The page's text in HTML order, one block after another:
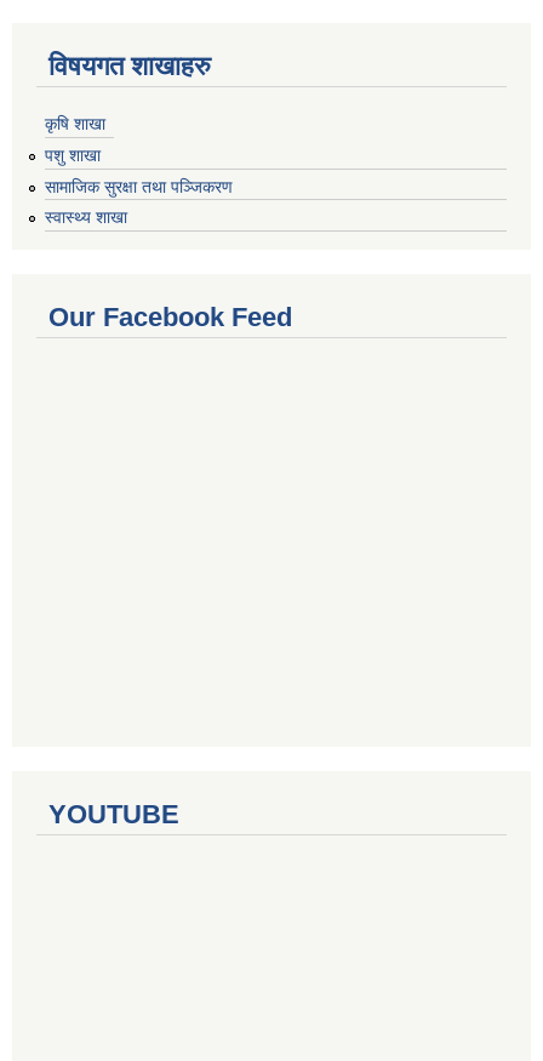
विषयगत शाखाहरु
कृषि शाखा
पशु शाखा
सामाजिक सुरक्षा तथा पञ्जिकरण
स्वास्थ्य शाखा
Our Facebook Feed
YOUTUBE